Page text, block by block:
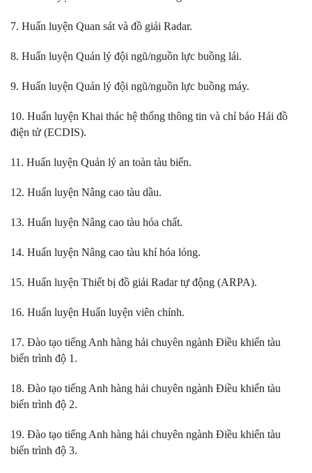
7. Huấn luyện Quan sát và đồ giải Radar.
8. Huấn luyện Quản lý đội ngũ/nguồn lực buồng lái.
9. Huấn luyện Quản lý đội ngũ/nguồn lực buồng máy.
10. Huấn luyện Khai thác hệ thống thông tin và chỉ báo Hải đồ
điện tử (ECDIS).
11. Huấn luyện Quản lý an toàn tàu biển.
12. Huấn luyện Nâng cao tàu dầu.
13. Huấn luyện Nâng cao tàu hóa chất.
14. Huấn luyện Nâng cao tàu khí hóa lỏng.
15. Huấn luyện Thiết bị đồ giải Radar tự động (ARPA).
16. Huấn luyện Huấn luyện viên chính.
17. Đào tạo tiếng Anh hàng hải chuyên ngành Điều khiển tàu
biển trình độ 1.
18. Đào tạo tiếng Anh hàng hải chuyên ngành Điều khiển tàu
biển trình độ 2.
19. Đào tạo tiếng Anh hàng hải chuyên ngành Điều khiển tàu
biển trình độ 3.